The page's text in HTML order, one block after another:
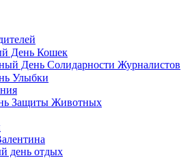
День Кошек
День Солидарности Журналистов
Улыбки
Защиты Животных
день отдых